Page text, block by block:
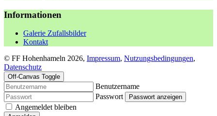
Informationen
Galerie Zufallsbilder
Kontakt
© FF Hohenhameln 2026, Impressum, Nutzungsbedingungen,
Datenschutz
Off-Canvas Toggle
Benutzername
Passwort
Passwort anzeigen
Angemeldet bleiben